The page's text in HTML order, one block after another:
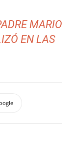
MARIO
EN LAS